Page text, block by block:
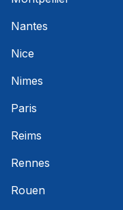
Nantes
Nice
Nimes
Paris
Reims
Rennes
Rouen